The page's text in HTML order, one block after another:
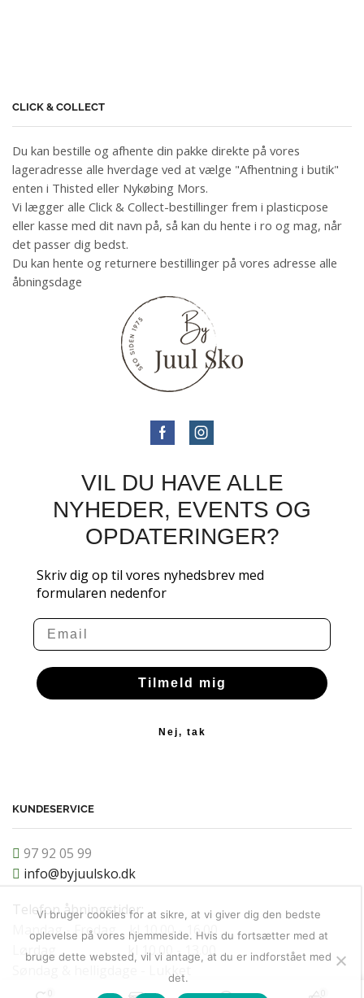
CLICK & COLLECT
Du kan bestille og afhente din pakke direkte på vores
lageradresse alle hverdage ved at vælge "Afhentning i butik"
enten i Thisted eller Nykøbing Mors.
Vi lægger alle Click & Collect-bestillinger frem i plasticpose
eller kasse med dit navn på, så kan du hente i ro og mag, når
det passer dig bedst.
Du kan hente og returnere bestillinger på vores adresse alle
åbningsdage
VIL DU HAVE ALLE
NYHEDER, EVENTS OG
OPDATERINGER?
Skriv dig op til vores nyhedsbrev med
formularen nedenfor
Email
Tilmeld mig
Nej, tak
KUNDESERVICE
97 92 05 99
info@byjuulsko.dk
Telefon åbningstider:
Mandag - Fredag kl 10.00 - 16.00
Lørdag kl 10.00 - 13.00
Søndag & helligdage - Lukket
Vi bruger cookies for at sikre, at vi giver dig den bedste
oplevelse på vores hjemmeside. Hvis du fortsætter med at
bruge dette websted, vil vi antage, at du er indforstået med
det.